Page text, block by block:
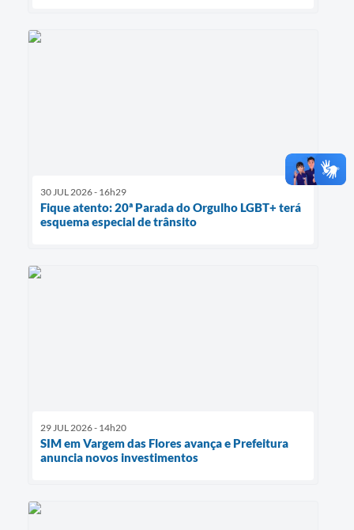
30 JUL 2026 - 16h29
Fique atento: 20ª Parada do Orgulho LGBT+ terá
esquema especial de trânsito
29 JUL 2026 - 14h20
SIM em Vargem das Flores avança e Prefeitura
anuncia novos investimentos